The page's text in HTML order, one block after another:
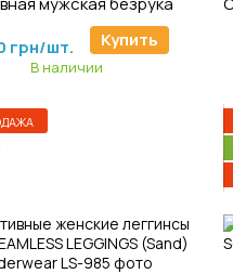
грн/шт. Купить
В наличии